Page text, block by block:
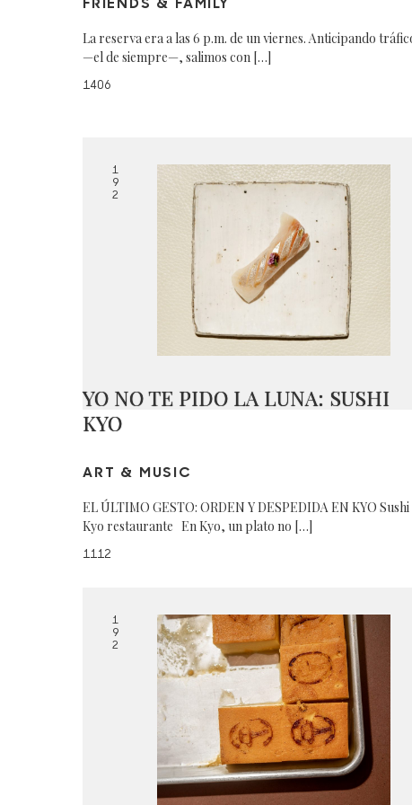
FRIENDS & FAMILY
La reserva era a las 6 p.m. de un viernes. Anticipando
—el de siempre—, salimos con […]
1406
1
9
2
YO NO TE PIDO LA LUNA: SUSHI
KYO
ART & MUSIC
EL ÚLTIMO GESTO: ORDEN Y DESPEDIDA EN KYO Sushi
Kyo restaurante En Kyo, un plato no […]
1112
1
9
2